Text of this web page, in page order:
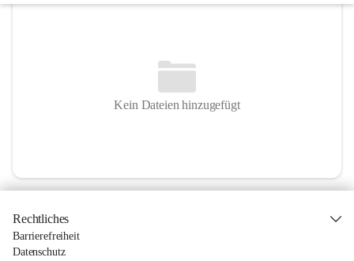
Kein Dateien hinzugefügt
Rechtliches
Barrierefreiheit
Datenschutz